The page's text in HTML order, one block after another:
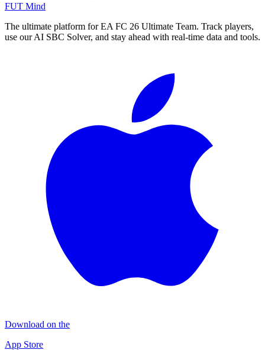
FUT Mind
The ultimate platform for EA FC 26 Ultimate Team. Track players,
use our AI SBC Solver, and stay ahead with real-time data and tools.
Download on the
App Store